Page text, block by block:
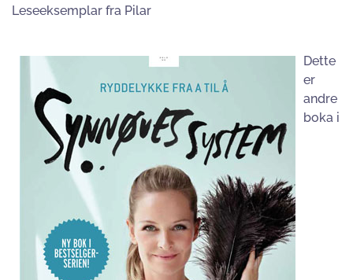
Leseeksemplar fra Pilar
Dette
er
andre
boka i